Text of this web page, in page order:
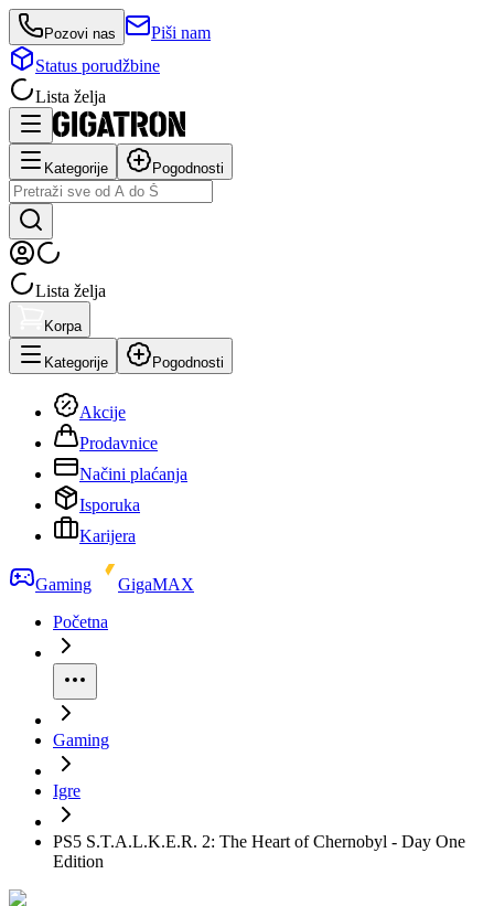
Pozovi nas
Piši nam
Status porudžbine
Lista želja
Kategorije Pogodnosti
Lista želja
Korpa
Kategorije Pogodnosti
Akcije
Prodavnice
Načini plaćanja
Isporuka
Karijera
Gaming
GigaMAX
Početna
Gaming
Igre
PS5 S.T.A.L.K.E.R. 2: The Heart of Chernobyl - Day One
Edition